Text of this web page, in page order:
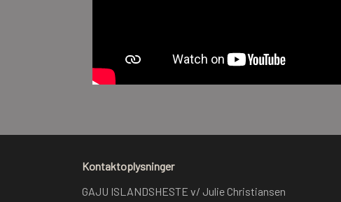
Kontaktoplysninger
GAJU ISLANDSHESTE v/ Julie Christiansen